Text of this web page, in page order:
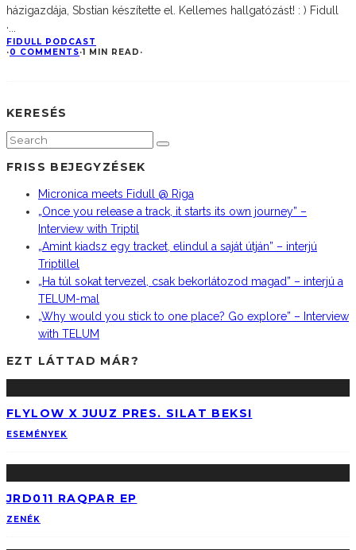
házigazdája, Sbstian készítette el. Kellemes hallgatózást! : ) Fidull
·
FIDULL PODCAST
·0 COMMENTS·1 MIN READ ·
KERESÉS
FRISS BEJEGYZÉSEK
Micronica meets Fidull @ Riga
„Once you release a track, it starts its own journey” –
Interview with Triptil
„Amint kiadsz egy tracket, elindul a saját útján” – interjú
Triptillel
„Ha túl sokat tervezel, csak bekorlátozod magad” – interjú a
TELUM-mal
„Why would you stick to one place? Go explore” – Interview
with TELUM
EZT LÁTTAD MÁR?
FLYLOW X JUUZ PRES. SILAT BEKSI
ESEMÉNYEK
JRD011 RAQPAR EP
ZENÉK